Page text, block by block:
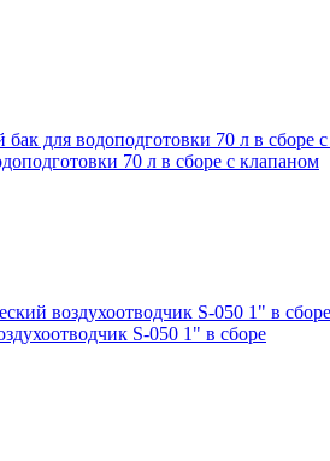
70 л в сборе с клапаном
S-050 1" в сборе